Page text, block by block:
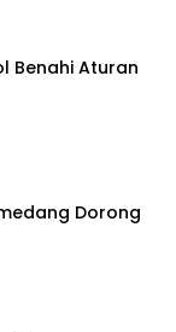
Benahi Aturan
Dorong